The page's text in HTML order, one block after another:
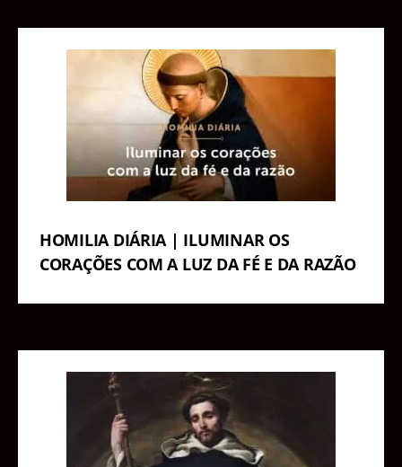
HOMILIA DIÁRIA | ILUMINAR OS
CORAÇÕES COM A LUZ DA FÉ E DA RAZÃO